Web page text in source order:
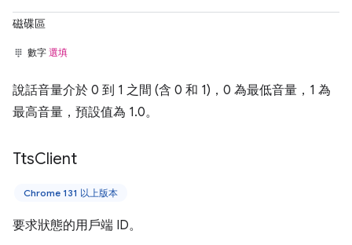
磁碟區
數字 選填
說話音量介於 0 到 1 之間 (含 0 和 1)，0 為最低音量，1 為
最高音量，預設值為 1.0。
TtsClient
Chrome 131 以上版本
要求狀態的用戶端 ID。